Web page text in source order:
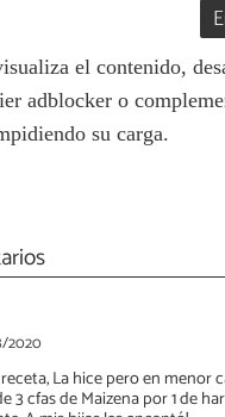
el contenido,
adblocker o
su carga.
2020
La hice pero en menor
3 cfas de Maizena por 1 de